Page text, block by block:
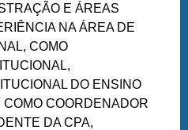
E ÁREAS
NA ÁREA DE
COMO
DO ENSINO
COORDENADOR
DA CPA,